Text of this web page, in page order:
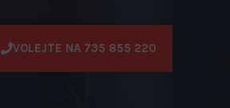
VOLEJTE NA 735 855 220